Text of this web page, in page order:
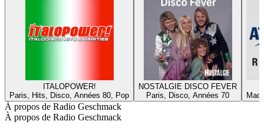
ITALOPOWER!
Paris, Hits, Disco, Années 80, Pop
NOSTALGIE DISCO FEVER
Paris, Disco, Années 70
À propos de Radio Geschmack
À propos de Radio Geschmack